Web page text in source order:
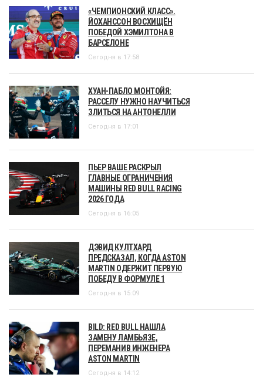
«ЧЕМПИОНСКИЙ КЛАСС».
ЙОХАНССОН ВОСХИЩЁН
ПОБЕДОЙ ХЭМИЛТОНА В
БАРСЕЛОНЕ
Сегодня в 17:58
ХУАН-ПАБЛО МОНТОЙЯ:
РАССЕЛУ НУЖНО НАУЧИТЬСЯ
ЗЛИТЬСЯ НА АНТОНЕЛЛИ
Сегодня в 17:01
ПЬЕР ВАШЕ РАСКРЫЛ
ГЛАВНЫЕ ОГРАНИЧЕНИЯ
МАШИНЫ RED BULL RACING
2026 ГОДА
Сегодня в 16:05
ДЭВИД КУЛТХАРД
ПРЕДСКАЗАЛ, КОГДА ASTON
MARTIN ОДЕРЖИТ ПЕРВУЮ
ПОБЕДУ В ФОРМУЛЕ 1
Сегодня в 15:09
BILD: RED BULL НАШЛА
ЗАМЕНУ ЛАМБЬЯЗЕ,
ПЕРЕМАНИВ ИНЖЕНЕРА
ASTON MARTIN
Сегодня в 14:12